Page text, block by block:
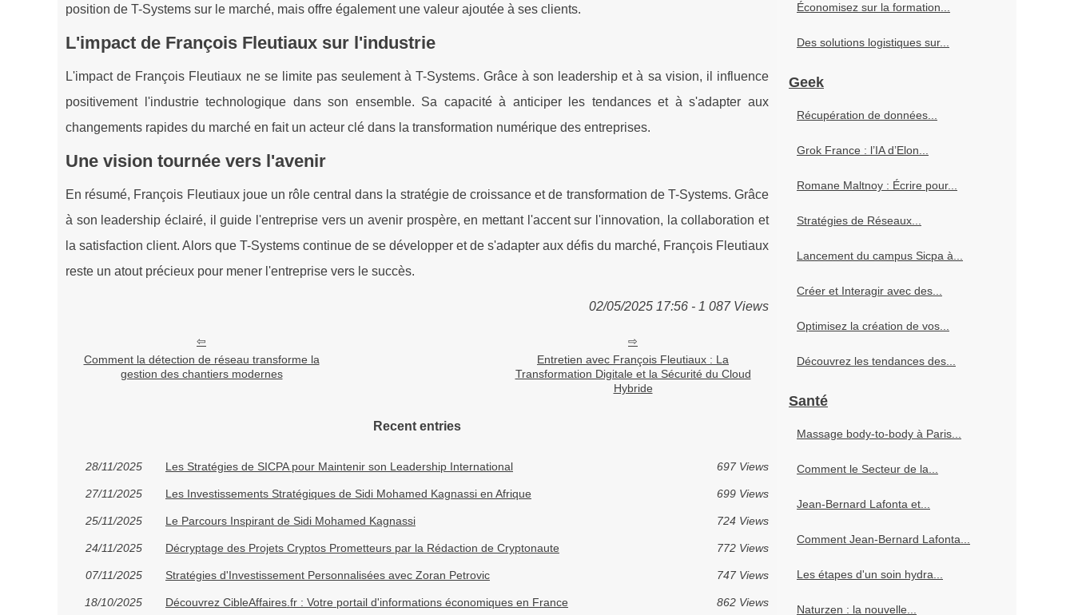
position de T-Systems sur le marché, mais offre également une valeur ajoutée à ses clients.
L'impact de François Fleutiaux sur l'industrie
L'impact de François Fleutiaux ne se limite pas seulement à T-Systems. Grâce à son leadership et à sa vision, il influence
positivement l'industrie technologique dans son ensemble. Sa capacité à anticiper les tendances et à s'adapter aux
changements rapides du marché en fait un acteur clé dans la transformation numérique des entreprises.
Une vision tournée vers l'avenir
En résumé, François Fleutiaux joue un rôle central dans la stratégie de croissance et de transformation de T-Systems. Grâce
à son leadership éclairé, il guide l'entreprise vers un avenir prospère, en mettant l'accent sur l'innovation, la collaboration et
la satisfaction client. Alors que T-Systems continue de se développer et de s'adapter aux défis du marché, François Fleutiaux
reste un atout précieux pour mener l'entreprise vers le succès.
02/05/2025 17:56 - 1 087 Views
Comment la détection de réseau transforme la
gestion des chantiers modernes
Entretien avec François Fleutiaux : La
Transformation Digitale et la Sécurité du Cloud
Hybride
Recent entries
28/11/2025 Les Stratégies de SICPA pour Maintenir son Leadership International 697 Views
27/11/2025 Les Investissements Stratégiques de Sidi Mohamed Kagnassi en Afrique 699 Views
25/11/2025 Le Parcours Inspirant de Sidi Mohamed Kagnassi 724 Views
24/11/2025 Décryptage des Projets Cryptos Prometteurs par la Rédaction de Cryptonaute 772 Views
07/11/2025 Stratégies d'Investissement Personnalisées avec Zoran Petrovic 747 Views
18/10/2025 Découvrez CibleAffaires.fr : Votre portail d'informations économiques en France 862 Views
Économisez sur la formation...
Des solutions logistiques sur...
Geek
Récupération de données...
Grok France : l’IA d’Elon...
Romane Maltnoy : Écrire pour...
Stratégies de Réseaux...
Lancement du campus Sicpa à...
Créer et Interagir avec des...
Optimisez la création de vos...
Découvrez les tendances des...
Santé
Massage body-to-body à Paris...
Comment le Secteur de la...
Jean-Bernard Lafonta et...
Comment Jean-Bernard Lafonta...
Les étapes d'un soin hydra...
Naturzen : la nouvelle...